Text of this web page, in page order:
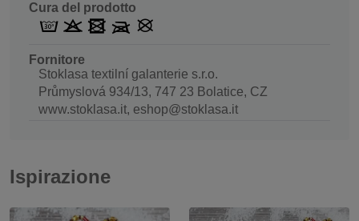
Cura del prodotto
Fornitore
Stoklasa textilní galanterie s.r.o.
Průmyslová 934/13, 747 23 Bolatice, CZ
www.stoklasa.it, eshop@stoklasa.it
Ispirazione